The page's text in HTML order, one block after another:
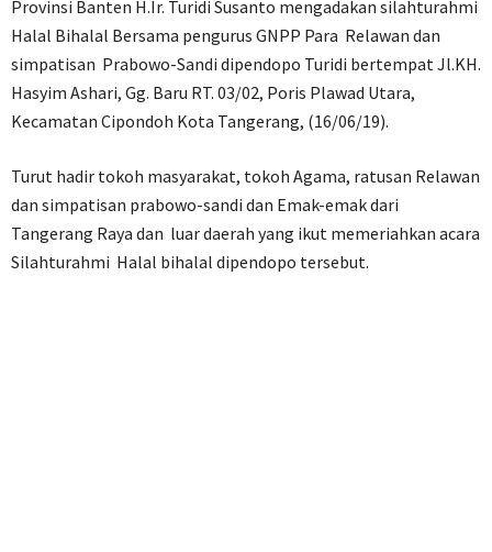
Provinsi Banten H.Ir. Turidi Susanto mengadakan silahturahmi
Halal Bihalal Bersama pengurus GNPP Para Relawan dan
simpatisan Prabowo-Sandi dipendopo Turidi bertempat Jl.KH.
Hasyim Ashari, Gg. Baru RT. 03/02, Poris Plawad Utara,
Kecamatan Cipondoh Kota Tangerang, (16/06/19).
Turut hadir tokoh masyarakat, tokoh Agama, ratusan Relawan
dan simpatisan prabowo-sandi dan Emak-emak dari
Tangerang Raya dan luar daerah yang ikut memeriahkan acara
Silahturahmi Halal bihalal dipendopo tersebut.